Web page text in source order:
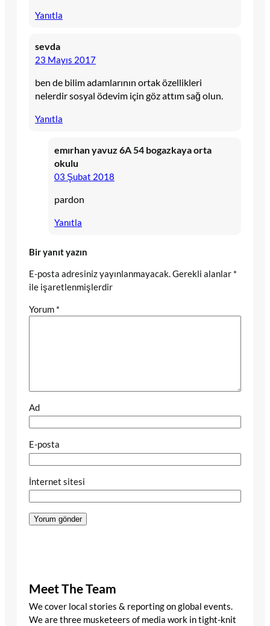
Yanıtla
sevda
23 Mayıs 2017
ben de bilim adamlarının ortak özellikleri
nelerdir sosyal ödevim için göz attım sağ olun.
Yanıtla
emırhan yavuz 6A 54 bogazkaya orta
okulu
03 Şubat 2018
pardon
Yanıtla
Bir yanıt yazın
E-posta adresiniz yayınlanmayacak.Gerekli alanlar *
ile işaretlenmişlerdir
Yorum *
Ad
E-posta
İnternet sitesi
Meet The Team
We cover local stories & reporting on global events.
We are three musketeers of media work in tight-knit